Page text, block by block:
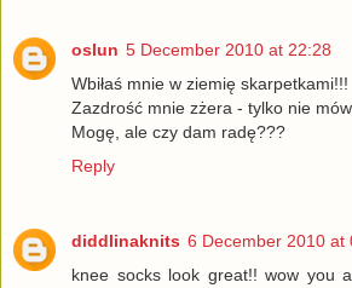
oslun 5 December 2010 at 22:28
Wbiłaś mnie w ziemię skarpetkami!!!
Zazdrość mnie zżera - tylko nie
Mogę, ale czy dam radę???
Reply
diddlinaknits 6 December 2010 at
knee socks look great!! wow you